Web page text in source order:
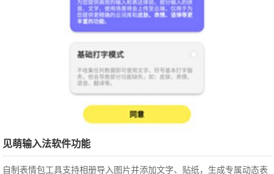
见萌输入法软件功能
自制表情包工具支持相册导入图片并添加文字、贴纸，生成专属动态表